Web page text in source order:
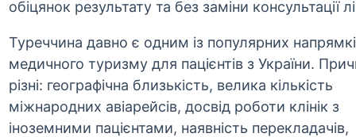
обіцянок результату та без заміни консультації
Туреччина давно є одним із популярних
медичного туризму для пацієнтів з України.
різні: географічна близькість, велика кількість
міжнародних авіарейсів, досвід роботи клінік з
іноземними пацієнтами, наявність перекладачів,